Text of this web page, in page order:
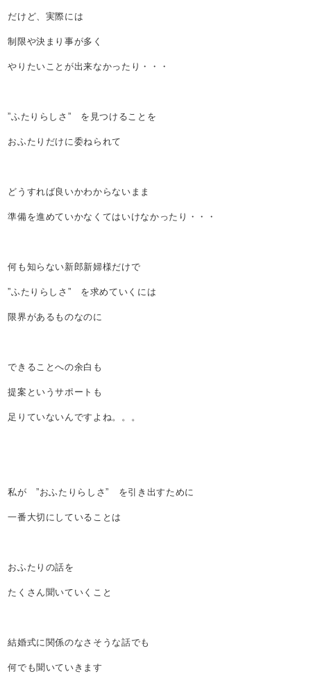
だけど、実際には
制限や決まり事が多く
やりたいことが出来なかったり・・・
”ふたりらしさ” を見つけることを
おふたりだけに委ねられて
どうすれば良いかわからないまま
準備を進めていかなくてはいけなかったり・・・
何も知らない新郎新婦様だけで
”ふたりらしさ” を求めていくには
限界があるものなのに
できることへの余白も
提案というサポートも
足りていないんですよね。。。
私が ”おふたりらしさ” を引き出すために
一番大切にしていることは
おふたりの話を
たくさん聞いていくこと
結婚式に関係のなさそうな話でも
何でも聞いていきます